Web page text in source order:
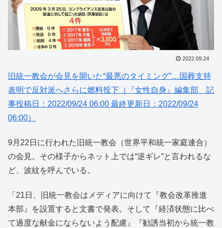
2022.09.24
旧統一教会が会見を開いた“最悪のタイミング”…国葬支持
表明で反対派へさらに燃料投下（『女性自身』編集部 記
事投稿日：2022/09/24 06:00 最終更新日：2022/09/24
06:00）
9月22日に行われた旧統一教会（世界平和統一家庭連合）
の会見。その様子からネット上では“逆ギレ”と言われるな
ど、波紋を呼んでいる。
「21日、旧統一教会はメディアに向けて『教会改革推進
本部』を設置すると文書で発表。そして『経済状態に比べ
て過度な献金にならないよう配慮』『勧誘当初から統一教